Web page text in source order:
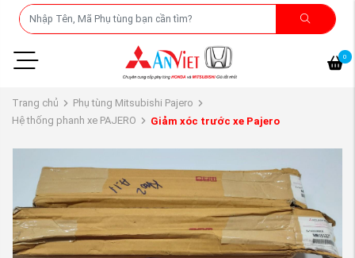
0
Trang chủ
Phụ tùng Mitsubishi Pajero
Hệ thống phanh xe PAJERO
Giảm xóc trước xe Pajero